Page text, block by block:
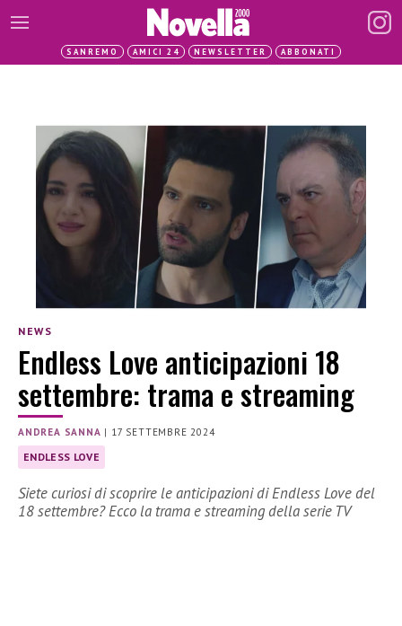
SANREMO AMICI 24 NEWSLETTER ABBONATI
NEWS
Endless Love anticipazioni 18
settembre: trama e streaming
ANDREA SANNA | 17 SETTEMBRE 2024
ENDLESS LOVE
Siete curiosi di scoprire le anticipazioni di Endless Love del
18 settembre? Ecco la trama e streaming della serie TV